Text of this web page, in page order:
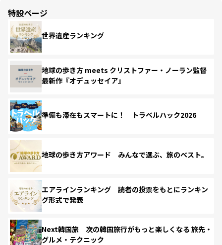
特設ページ
世界遺産ランキング
地球の歩き方 meets クリストファー・ノーラン監督
最新作『オデュッセイア』
準備も滞在もスマートに！ トラベルハック2026
地球の歩き方アワード みんなで選ぶ、旅のベスト。
エアラインランキング 読者の投票をもとにランキン
グ形式で発表
Next韓国旅 次の韓国旅行がもっと楽しくなる 旅先・
グルメ・テクニック